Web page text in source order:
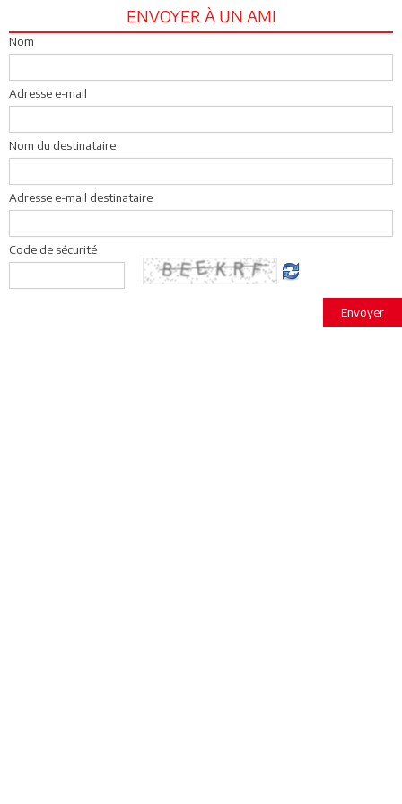
ENVOYER À UN AMI
Nom
Adresse e-mail
Nom du destinataire
Adresse e-mail destinataire
Code de sécurité
Envoyer